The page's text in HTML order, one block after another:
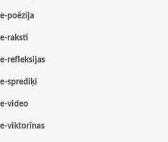
e-poēzija
e-raksti
e-refleksijas
e-sprediķi
e-video
e-viktorīnas